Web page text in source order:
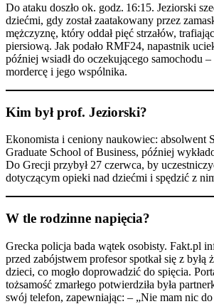
Do ataku doszło ok. godz. 16:15. Jeziorski
dziećmi, gdy został zaatakowany przez
mężczyznę, który oddał pięć strzałów,
piersiową. Jak podało RMF24, napastnik
później wsiadł do oczekującego samochodu –
mordercę i jego wspólnika.
Kim był prof. Jeziorski?
Ekonomista i ceniony naukowiec: absolwent
Graduate School of Business, później
Do Grecji przybył 27 czerwca, by
dotyczącym opieki nad dziećmi i spędzić z
W tle rodzinne napięcia?
Grecka policja bada wątek osobisty. Fakt.pl
przed zabójstwem profesor spotkał się z byłą
dzieci, co mogło doprowadzić do spięcia.
tożsamość zmarłego potwierdziła była
swój telefon, zapewniając: – „Nie mam nic